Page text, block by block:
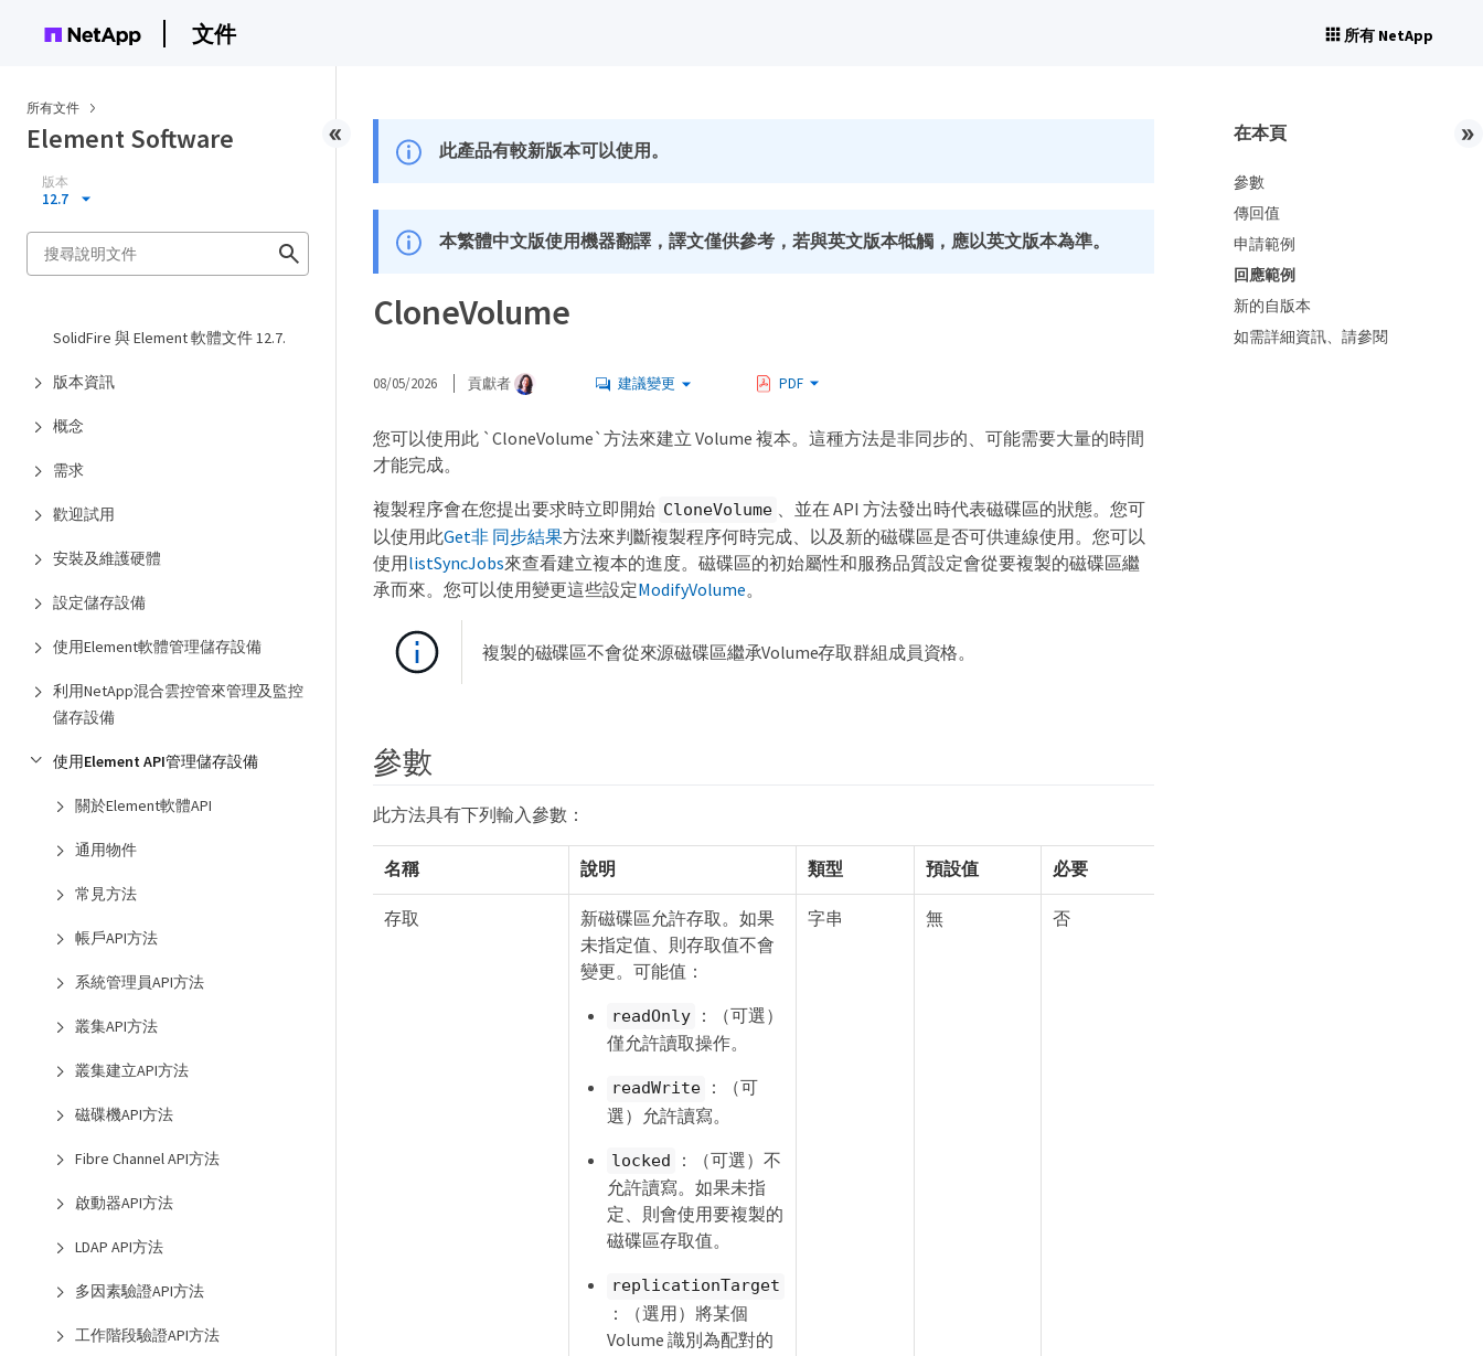
文件 所有 NetApp
所有文件
Element Software
版本
12.7
SolidFire 與 Element 軟體文件 12.7.
版本資訊
概念
需求
歡迎試用
安裝及維護硬體
設定儲存設備
使用Element軟體管理儲存設備
利用NetApp混合雲控管來管理及監控
儲存設備
使用Element API管理儲存設備
關於Element軟體API
通用物件
常見方法
帳戶API方法
系統管理員API方法
叢集API方法
叢集建立API方法
磁碟機API方法
Fibre Channel API方法
啟動器API方法
LDAP API方法
多因素驗證API方法
工作階段驗證API方法
此產品有較新版本可以使用。
本繁體中文版使用機器翻譯，譯文僅供參考，若與英文版本牴觸，應以英文版本為準。
CloneVolume
08/05/2026 貢獻者 建議變更 PDF
您可以使用此 `CloneVolume`方法來建立 Volume 複本。這種方法是非同步的、可能需要大量的時間
才能完成。
複製程序會在您提出要求時立即開始 CloneVolume
、並在 API 方法發出時代表磁碟區的狀態。您可
以使用此Get非 同步結果方法來判斷複製程序何時完成、以及新的磁碟區是否可供連線使用。您可以
使用listSyncJobs來查看建立複本的進度。磁碟區的初始屬性和服務品質設定會從要複製的磁碟區繼
承而來。您可以使用變更這些設定ModifyVolume。
複製的磁碟區不會從來源磁碟區繼承Volume存取群組成員資格。
參數
此方法具有下列輸入參數：
名稱 說明 類型 預設值 必要
存取
新磁碟區允許存取。如果
未指定值、則存取值不會
變更。可能值：
readOnly
：（可選）
僅允許讀取操作。
readWrite
：（可
選）允許讀寫。
locked
：（可選）不
允許讀寫。如果未指
定、則會使用要複製的
磁碟區存取值。
replicationTarget
：（選用）將某個
Volume 識別為配對的
字串 無 否
在本頁
參數
傳回值
申請範例
回應範例
新的自版本
如需詳細資訊、請參閱